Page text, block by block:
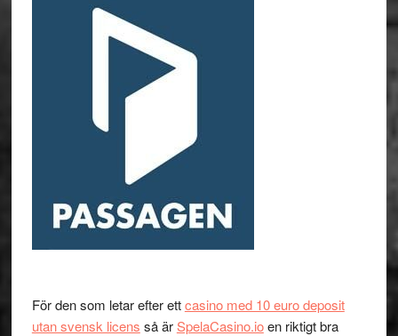
För den som letar efter ettcasino med 10 euro deposit
utan svensk licens så ärSpelaCasino.ioen riktigt bra